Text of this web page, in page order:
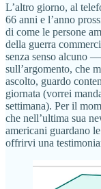
L’altro giorno, al
66 anni e l’anno
di come le persone
della guerra
senza senso alcuno
sull’argomento, che
ascolto, guardo
giornata (vorrei
settimana). Per il
che nell’ultima sua
americani guardano
offrirvi una